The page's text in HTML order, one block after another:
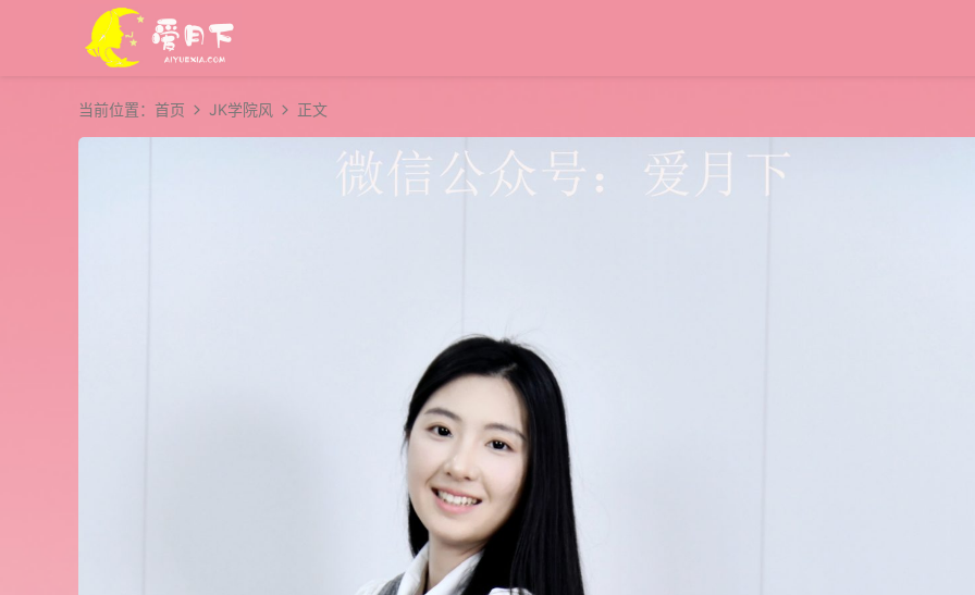
当前位置： 首页 JK学院风 正文